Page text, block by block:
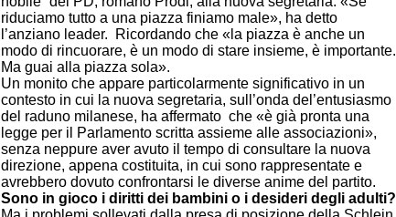
riduciamo tutto a una piazza finiamo male», ha detto
l’anziano leader. Ricordando che «la piazza è anche un
modo di rincuorare, è un modo di stare insieme, è importante.
Ma guai alla piazza sola».
Un monito che appare particolarmente significativo in un
contesto in cui la nuova segretaria, sull’onda del’entusiasmo
del raduno milanese, ha affermato che «è già pronta una
legge per il Parlamento scritta assieme alle associazioni»,
senza neppure aver avuto il tempo di consultare la nuova
direzione, appena costituita, in cui sono rappresentate e
avrebbero dovuto confrontarsi le diverse anime del partito.
Sono in gioco i diritti dei bambini o i desideri degli adulti?